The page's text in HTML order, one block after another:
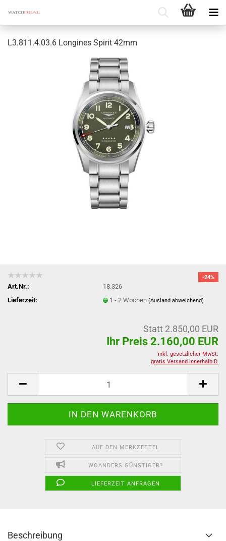
L3.811.4.03.6 Lon­gi­nes Spi­rit 42mm
-24%
Art.Nr.:
18.326
Lieferzeit:
1 - 2 Wochen(Ausland abweichend)
Statt 2.850,00 EUR
Ihr Preis 2.160,00 EUR
inkl. gesetzlicher MwSt.
gratis Versand innerhalb D.
AUF DEN MERKZETTEL
WOANDERS GÜNSTIGER?
LIEFERZEIT ANFRAGEN
Beschreibung